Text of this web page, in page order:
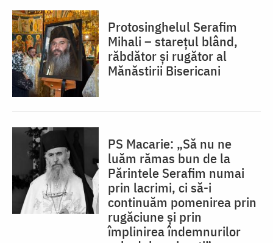
Protosinghelul Serafim
Mihali – starețul blând,
răbdător și rugător al
Mănăstirii Bisericani
PS Macarie: „Să nu ne
luăm rămas bun de la
Părintele Serafim numai
prin lacrimi, ci să-i
continuăm pomenirea prin
rugăciune și prin
împlinirea îndemnurilor